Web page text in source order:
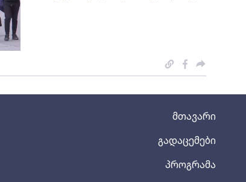
მთავარი
გადაცემები
პროგრამა